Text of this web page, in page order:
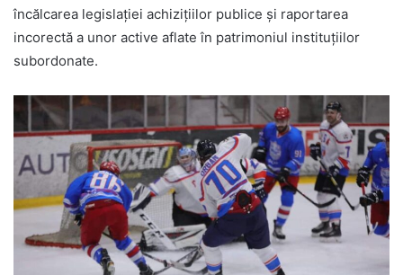
încălcarea legislației achizițiilor publice și raportarea
incorectă a unor active aflate în patrimoniul instituțiilor
subordonate.